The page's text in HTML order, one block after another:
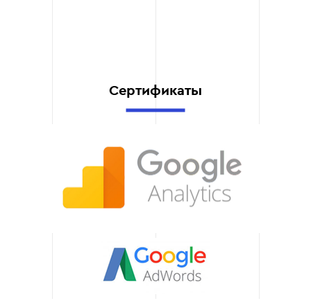
Комплексные услуги
Мы предоставляем
внедрения и поддержки.
Наши клиенты получают
качественный сервис без
необходимости
ресурсов.
Гибкость
Сертификаты